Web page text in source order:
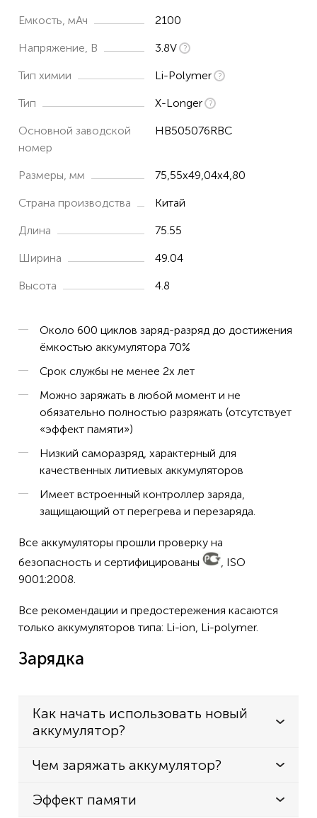
G606
G606-T00
G610
G610C
G610S
G610T
G610-T00
LUA-L21
LUA-L22
LUA-U22
Емкость, мАч 2100
Напряжение, В 3.8V
Тип химии Li-Polymer
Тип X-Longer
Основной заводской
номер
HB505076RBC
Размеры, мм 75,55x49,04x4,80
Страна производства Китай
Длина 75.55
Ширина 49.04
Высота 4.8
Около 600 циклов заряд-разряд до достижения
ёмкостью аккумулятора 70%
Срок службы не менее 2х лет
Можно заряжать в любой момент и не
обязательно полностью разряжать (отсутствует
«эффект памяти»)
Низкий саморазряд, характерный для
качественных литиевых аккумуляторов
Имеет встроенный контроллер заряда,
защищающий от перегрева и перезаряда.
Все аккумуляторы прошли проверку на
безопасность и сертифицированы
, ISO
9001:2008.
Все рекомендации и предостережения касаются
только аккумуляторов типа: Li-ion, Li-polymer.
Зарядка
Как начать использовать новый
аккумулятор?
Чем заряжать аккумулятор?
Эффект памяти